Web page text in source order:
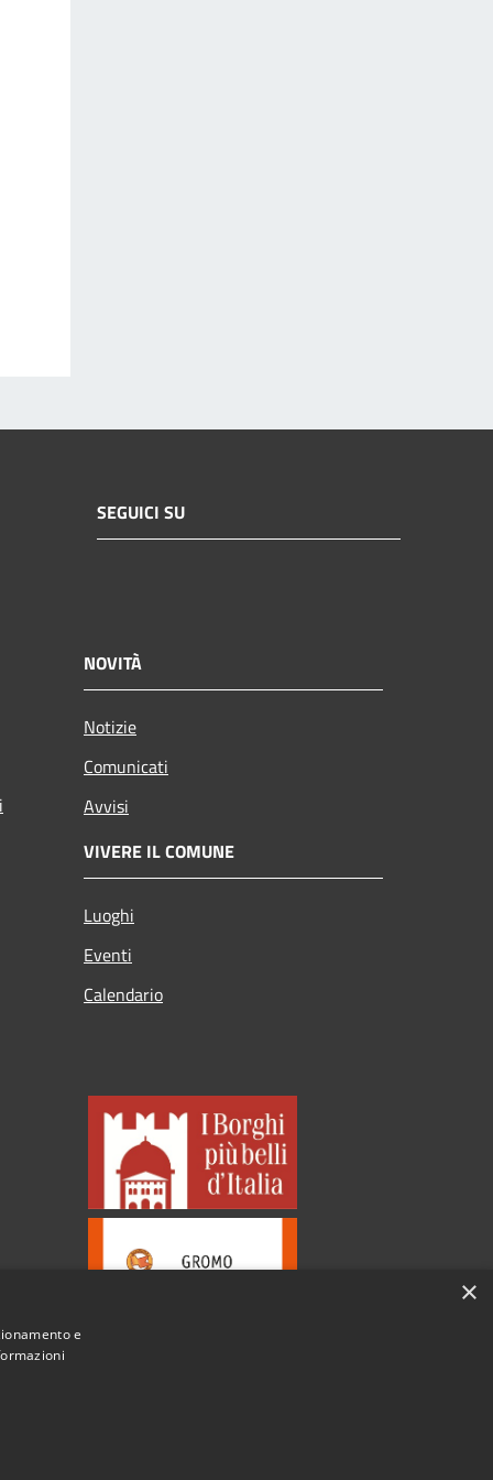
SEGUICI SU
NOVITÀ
Notizie
Comunicati
Avvisi
VIVERE IL COMUNE
Luoghi
Eventi
Calendario
×
e